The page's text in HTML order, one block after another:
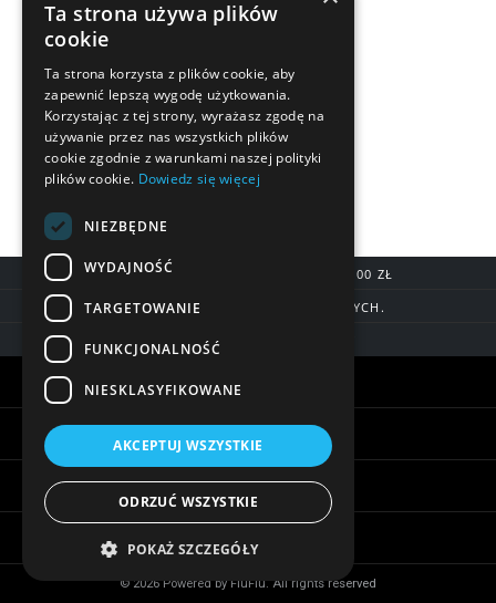
DARMOWA DOSTAWA OD 200,00 ZŁ
DOSTAWA DO 7 DNI ROBOCZYCH.
BLIK, SZYBKIE PRZELEWY
Informacje
© 2026 Powered by FiuFiu. All rights reserved
Ta strona używa plików
cookie
Ta strona korzysta z plików cookie, aby
zapewnić lepszą wygodę użytkowania.
Korzystając z tej strony, wyrażasz zgodę na
używanie przez nas wszystkich plików
cookie zgodnie z warunkami naszej polityki
plików cookie. Dowiedz się więcej
NIEZBĘDNE
WYDAJNOŚĆ
TARGETOWANIE
FUNKCJONALNOŚĆ
NIESKLASYFIKOWANE
AKCEPTUJ WSZYSTKIE
ODRZUĆ WSZYSTKIE
POKAŻ SZCZEGÓŁY